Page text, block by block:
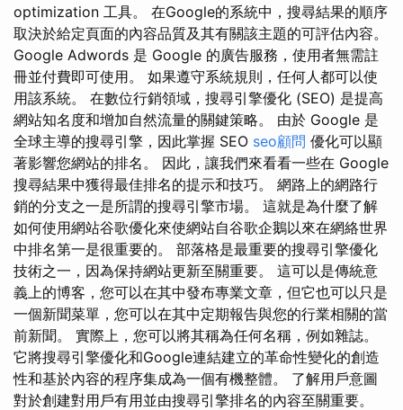
optimization 工具。 在Google的系統中，搜尋結果的順序
取決於給定頁面的內容品質及其有關該主題的可評估內容。
Google Adwords 是 Google 的廣告服務，使用者無需註
冊並付費即可使用。 如果遵守系統規則，任何人都可以使
用該系統。 在數位行銷領域，搜尋引擎優化 (SEO) 是提高
網站知名度和增加自然流量的關鍵策略。 由於 Google 是
全球主導的搜尋引擎，因此掌握 SEO seo顧問 優化可以顯
著影響您網站的排名。 因此，讓我們來看看一些在 Google
搜尋結果中獲得最佳排名的提示和技巧。 網路上的網路行
銷的分支之一是所謂的搜尋引擎市場。 這就是為什麼了解
如何使用網站谷歌優化來使網站自谷歌企鵝以來在網絡世界
中排名第一是很重要的。 部落格是最重要的搜尋引擎優化
技術之一，因為保持網站更新至關重要。 這可以是傳統意
義上的博客，您可以在其中發布專業文章，但它也可以只是
一個新聞菜單，您可以在其中定期報告與您的行業相關的當
前新聞。 實際上，您可以將其稱為任何名稱，例如雜誌。
它將搜尋引擎優化和Google連結建立的革命性變化的創造
性和基於內容的程序集成為一個有機整體。 了解用戶意圖
對於創建對用戶有用並由搜尋引擎排名的內容至關重要。